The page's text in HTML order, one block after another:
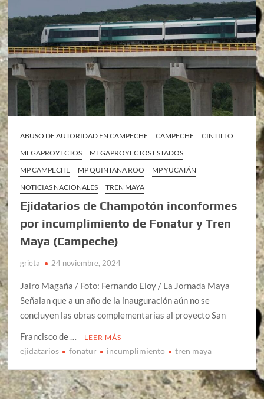
ABUSO DE AUTORIDAD EN CAMPECHE CAMPECHE
CINTILLO
MEGAPROYECTOS
MEGAPROYECTOS ESTADOS
MP CAMPECHE
MP QUINTANA ROO
MP YUCATÁN
NOTICIAS NACIONALES
TREN MAYA
Ejidatarios de Champotón inconformes
por incumplimiento de Fonatur y Tren
Maya (Campeche)
grieta 24 noviembre, 2024
Jairo Magaña / Foto: Fernando Eloy / La Jornada Maya
Señalan que a un año de la inauguración aún no se
concluyen las obras complementarias al proyecto San
Francisco de …
LEER MÁS
ejidatarios fonatur incumplimiento tren maya